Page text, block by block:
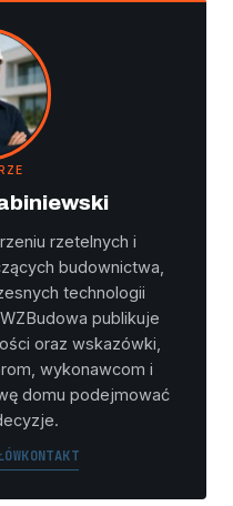
rzetelnych i
budownictwa,
technologii
publikuje
oraz wskazówki,
wykonawcom i
domu podejmować
KONTAKT